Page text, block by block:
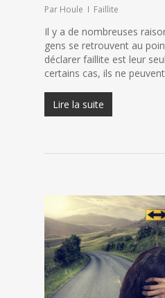
Par Houle Faillite
Il y a de nombreuses
gens se retrouvent au
déclarer faillite est leur
certains cas, ils ne
Lire la suite